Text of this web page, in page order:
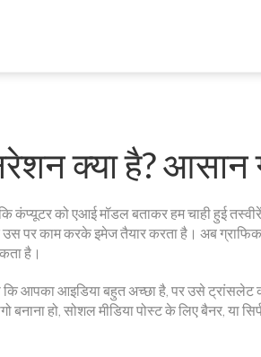
क्या है? आसान
को एआई मॉडल बताकर हम चाही हुई
उस पर काम करके इमेज तैयार करता है। अब
है।
कि आपका आइडिया बहुत अच्छा है, पर उसे ट्रांसलेट
बनाना हो, सोशल मीडिया पोस्ट के लिए बैनर,